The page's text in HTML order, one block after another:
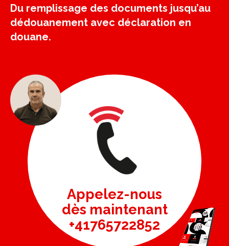
Du remplissage des documents jusqu’au
dédouanement avec déclaration en
douane.
Appelez-nous
dès maintenant
+41765722852